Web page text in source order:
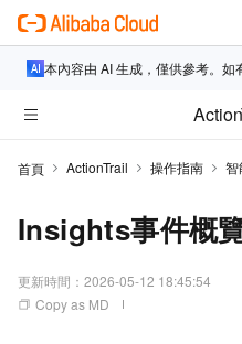
本內容由 AI 生成，僅供參考。如
首頁 ActionTrail 操作指南 智
Insights事件概
更新時間： 2026-05-12 18:45:54
Copy as MD